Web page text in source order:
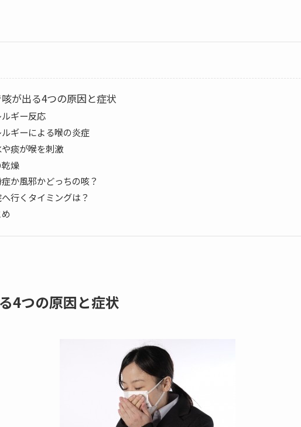
が出る4つの原因と症状
ルギー反応
ルギーによる喉の炎症
痰が喉を刺激
燥
か風邪かどっちの咳？
行くタイミングは？
4つの原因と症状